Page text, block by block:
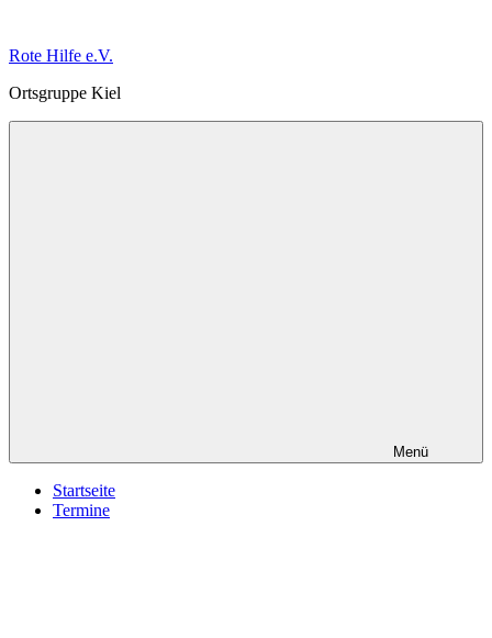
springen
Rote Hilfe e.V.
Ortsgruppe Kiel
Menü
Startseite
Termine